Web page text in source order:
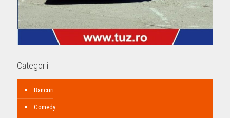
Categorii
Bancuri
Comedy